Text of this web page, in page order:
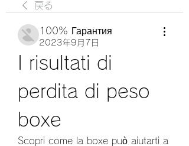
戻る
100% Гарантия
2023年9月7日
I risultati di
perdita di peso
boxe
Scopri come la boxe può aiutarti a